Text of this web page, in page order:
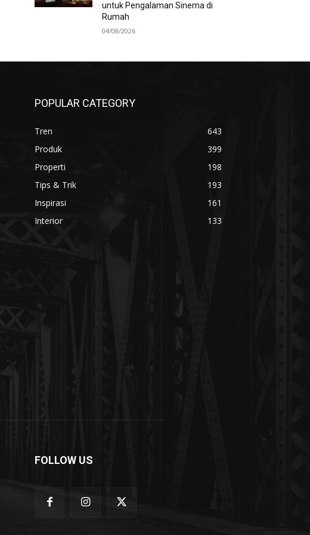
untuk Pengalaman Sinema di
Rumah
04/08/2026
POPULAR CATEGORY
Tren
643
Produk
399
Properti
198
Tips & Trik
193
Inspirasi
161
Interior
133
FOLLOW US